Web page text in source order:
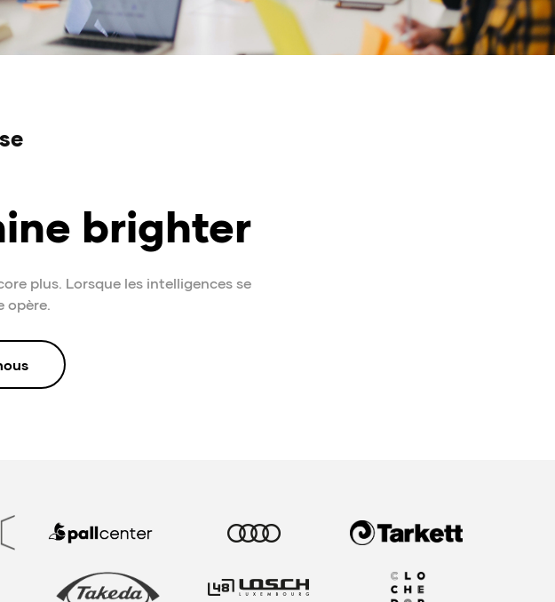
brighter
plus. Lorsque les intelligences se
opère.